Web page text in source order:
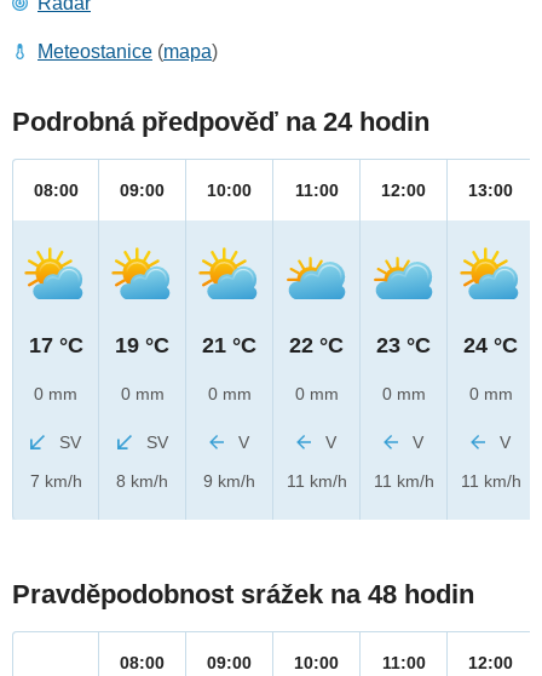
Meteostanice (mapa)
Podrobná předpověď na 24 hodin
08:00
17 °C
0 mm
SV
7 km/h
09:00
19 °C
0 mm
SV
8 km/h
10:00
21 °C
0 mm
V
9 km/h
11:00
22 °C
0 mm
V
11 km/h
12:00
23 °C
0 mm
V
11 km/h
13:00
24 °C
0 mm
V
11 km/h
Pravděpodobnost srážek na 48 hodin
08:00
09:00
10:00
11:00
12:00